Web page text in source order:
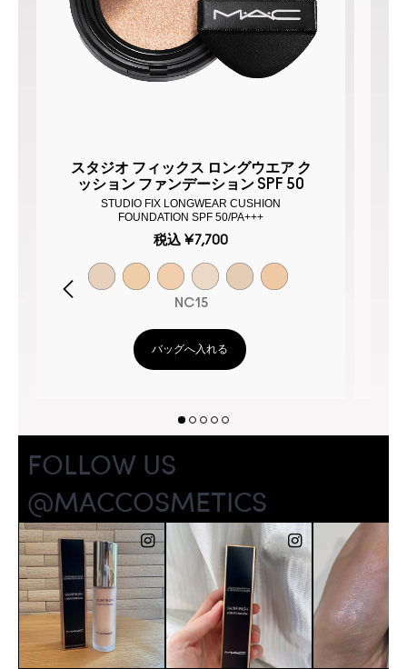
スタジオ フィックス ロングウエア ク
ッション ファンデーション SPF 50
STUDIO FIX LONGWEAR CUSHION
FOUNDATION SPF 50/PA+++
税込 ¥7,700
NC15
バッグへ入れる